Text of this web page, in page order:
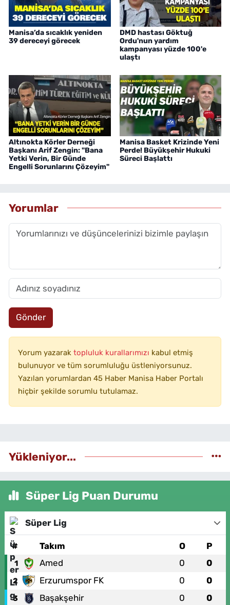
Manisa’da sıcaklık yeniden
39 dereceyi görecek
DMD hastası Göktuğ
Ordu'nun yardım
kampanyası yüzde 100'e
ulaştı
Altınokta Körler Derneği
Başkanı Arif Zengin: "Bana
Yetki Verin, Bir Günde
Engelli Sorunlarını Çözeyim"
Manisa Basket Krizinde Yeni
Perde! Büyükşehir Hukuki
Süreci Başlattı
Yorumlar
Gönder
Yorum yazarak topluluk kurallarımızı kabul etmiş
bulunuyor ve tüm sorumluluğu üstleniyorsunuz.
Yazılan yorumlardan 45 Haber Manisa Haber Portalı
hiçbir şekilde sorumlu tutulamaz.
Yükleniyor...
Süper Lig Puan Durumu
Süper Lig
# Takım O P
1 Amed 0 0
2 Erzurumspor FK 0 0
3 Başakşehir 0 0